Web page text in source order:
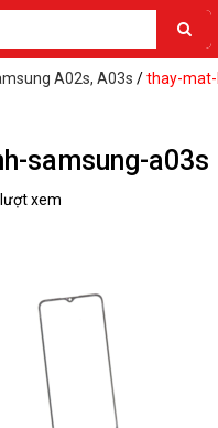
A02s, A03s /thay-
samsung-a03s
xem